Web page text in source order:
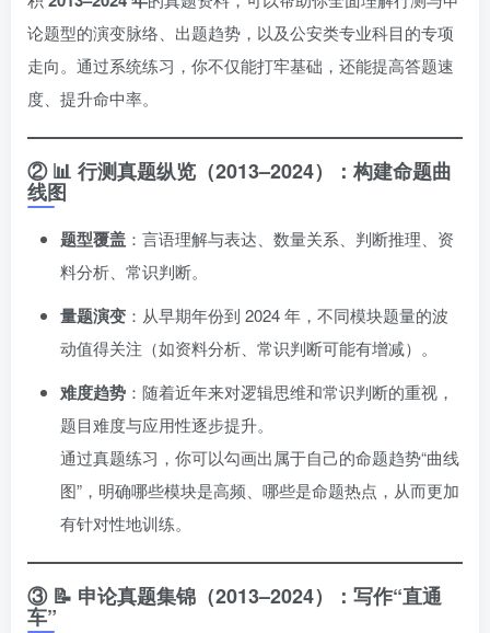
论题型的演变脉络、出题趋势，以及公安类专业科目的专项
走向。通过系统练习，你不仅能打牢基础，还能提高答题速
度、提升命中率。
② 📊 行测真题纵览（2013–2024）：构建命题曲
线图
题型覆盖 ：言语理解与表达、数量关系、判断推理、资
料分析、常识判断。
量题演变 ：从早期年份到 2024 年，不同模块题量的波
动值得关注（如资料分析、常识判断可能有增减）。
难度趋势 ：随着近年来对逻辑思维和常识判断的重视，
题目难度与应用性逐步提升。
通过真题练习，你可以勾画出属于自己的命题趋势“曲线
图”，明确哪些模块是高频、哪些是命题热点，从而更加
有针对性地训练。
③ 📝 申论真题集锦（2013–2024）：写作“直通
车”